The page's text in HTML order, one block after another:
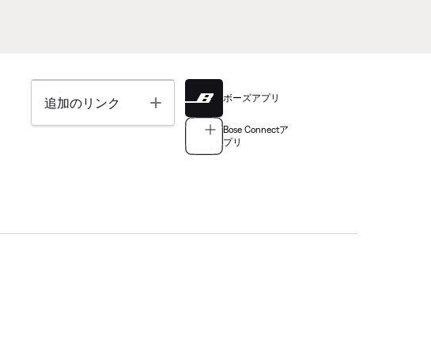
追加のリンク Toggle ボーズアプリ
Bose Connectア
プリ